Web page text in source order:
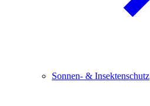
Sonnen- & Insektenschutz